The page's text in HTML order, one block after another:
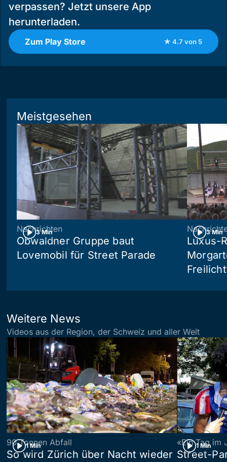
verpassen? Jetzt unsere App
herunterladen.
Zum Play Store ★ 4.7 von 5
Meistgesehen
3 Min
Nachrichten
Obwaldner Gruppe baut
Lovemobil für Street Parade
3 Min
Luxus-
Weitere News
Videos aus der Region, der Schweiz und aller Welt
1 Min
90 Tonnen Abfall
So wird Zürich über Nacht wieder
1 Min
«Ein Tag im
Street-